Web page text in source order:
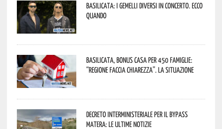
Basilicata: i Gemelli DiVersi in concerto. Ecco
quando
Basilicata, Bonus casa per 450 famiglie:
“Regione faccia chiarezza”. La situazione
Decreto interministeriale per il Bypass
Matera: le ultime notizie